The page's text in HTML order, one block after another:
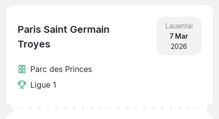
Paris Saint Germain
Troyes
Lauantai
7 Mar
2026
Parc des Princes
Ligue 1